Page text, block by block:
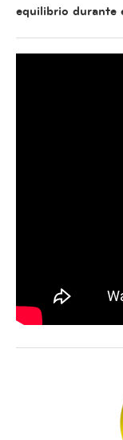
equilibrio durante